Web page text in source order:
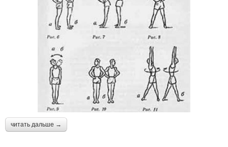
читать дальше →